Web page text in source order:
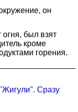
он
был взят
кроме
горения.
Сразу